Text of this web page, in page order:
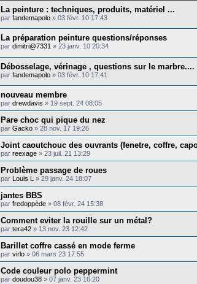
La peinture : techniques, produits, matériel ...
par fandemapolo » 03 févr. 10 17:43
La préparation peinture questions/réponses
par dimitri@7331 » 23 janv. 10 20:34
Débosselage, vérinage , questions sur le marbre....
par fandemapolo » 03 févr. 10 17:41
nouveau membre
par drewdavis » 19 sept. 24 08:05
Pare choc qui pique du nez
par Gacko » 28 nov. 17 19:26
Joint caoutchouc des ouvrants (fenetre, coffre,
par reexage » 23 juil. 21 13:29
Problème passage de roues
par Louis L » 29 janv. 24 18:07
jantes BBS
par fredoppède » 08 févr. 24 15:38
Comment eviter la rouille sur un métal?
par tera42 » 13 nov. 23 12:42
Barillet coffre cassé en mode ferme
par virlo » 06 mars 23 17:55
Code couleur polo peppermint
par doudou38 » 07 janv. 23 16:20